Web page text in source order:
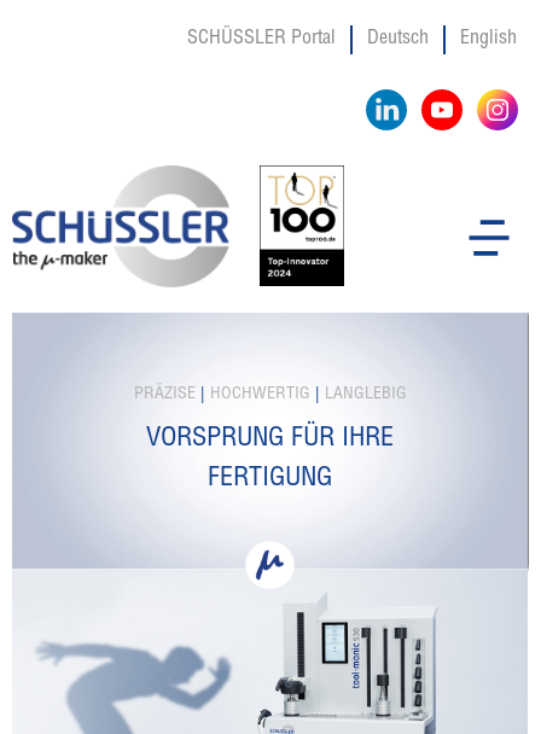
SCHÜSSLER Portal Deutsch English
VORSPRUNG FÜR IHRE
FERTIGUNG
PRÄZISE HOCHWERTIG LANGLEBIG